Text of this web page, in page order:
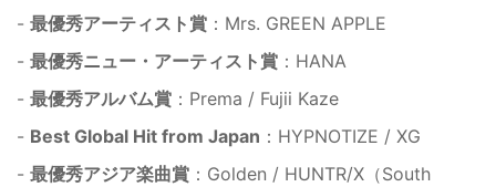
- 最優秀アーティスト賞 ：Mrs. GREEN APPLE
- 最優秀ニュー・アーティスト賞 ：HANA
- 最優秀アルバム賞 ：Prema / Fujii Kaze
- Best Global Hit from Japan ：HYPNOTIZE / XG
- 最優秀アジア楽曲賞 ：Golden / HUNTR/X（South